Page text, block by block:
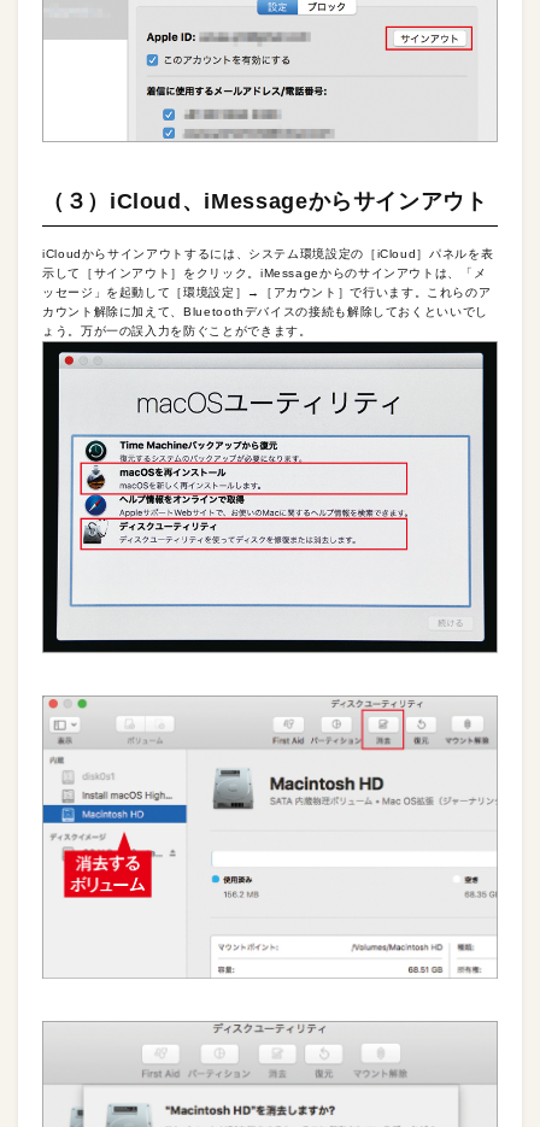
（３）iCloud、iMessageからサインアウト
iCloudからサインアウトするには、システム環境設定の［iCloud］パネルを表
示して［サインアウト］をクリック。iMessageからのサインアウトは、「メ
ッセージ」を起動して［環境設定］→［アカウント］で行います。これらのア
カウント解除に加えて、Bluetoothデバイスの接続も解除しておくといいでし
ょう。万が一の誤入力を防ぐことができます。